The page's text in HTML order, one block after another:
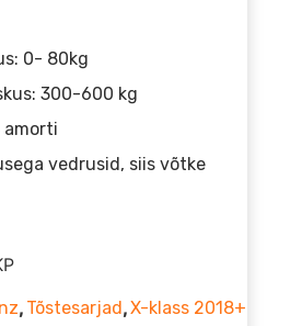
0- 80kg
300-600 kg
amorti
vedrusid, siis võtke
, Tõstesarjad ,X-klass 2018+